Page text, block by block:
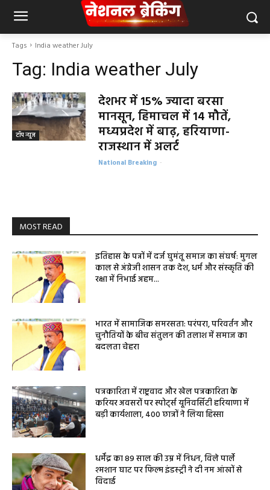
Tags India weather July
Tag: India weather July
टॉप न्यूज
देशभर में 15% ज्यादा बरसा
मानसून, हिमाचल में 14 मौतें,
मध्यप्रदेश में बाढ़, हरियाणा-
राजस्थान में अलर्ट
National Breaking -
MOST READ
इतिहास के पन्नों में दर्ज घुमंतू समाज का संघर्ष: मुगल
काल से अंग्रेजी शासन तक देश, धर्म और संस्कृति की
रक्षा में निभाई अहम...
भारत में सामाजिक समरसता: परंपरा, परिवर्तन और
चुनौतियों के बीच संतुलन की तलाश में समाज का
बदलता चेहरा
पत्रकारिता में राष्ट्रवाद और खेल पत्रकारिता के
करियर अवसरों पर स्पोर्ट्स यूनिवर्सिटी हरियाणा में
बड़ी कार्यशाला, 400 छात्रों ने लिया हिस्सा
धर्मेंद्र का 89 साल की उम्र में निधन, विले पार्ले
श्मशान घाट पर फिल्म इंडस्ट्री ने दी नम आंखों से
विदाई